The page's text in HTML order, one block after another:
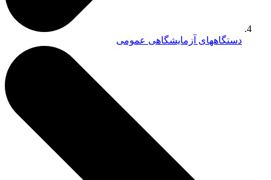
دستگاههای آزمایشگاهی عمومی